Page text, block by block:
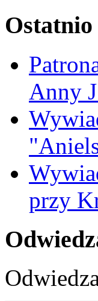
Anny
przy